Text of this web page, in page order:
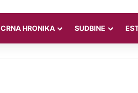
CRNA HRONIKA SUDBINE